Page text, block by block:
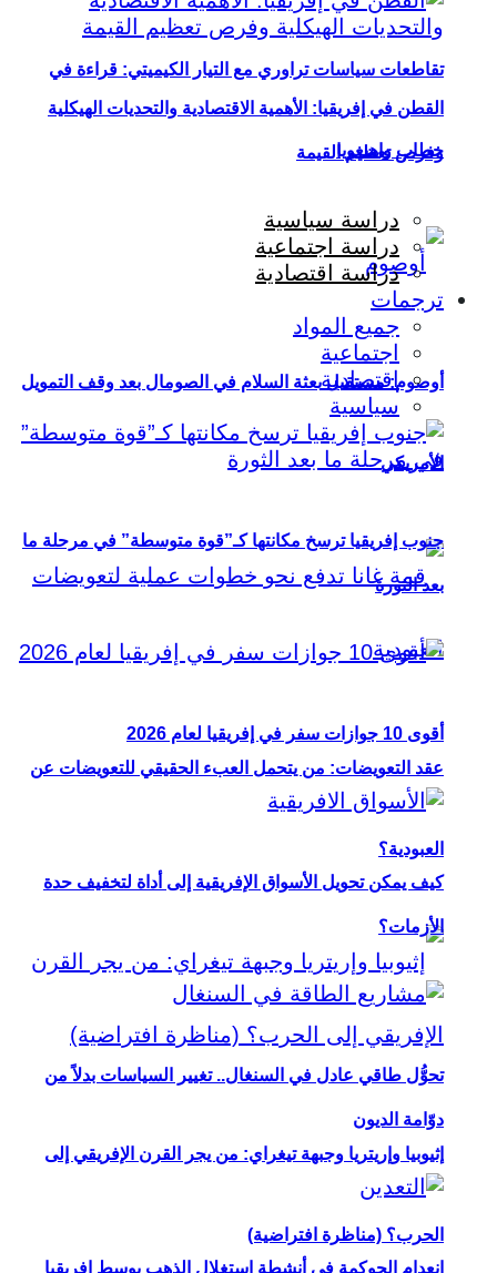
تقاطعات سياسات تراوري مع التيار الكيميتي: قراءة في
خطاب واهيغويا
أوصوم: مستقبل بعثة السلام في الصومال بعد وقف التمويل
الأمريكي
عقد التعويضات: من يتحمل العبء الحقيقي للتعويضات عن
العبودية؟
إثيوبيا وإريتريا وجبهة تيغراي: من يجر القرن الإفريقي إلى
الحرب؟ (مناظرة افتراضية)
القطن في إفريقيا: الأهمية الاقتصادية والتحديات الهيكلية
وفرص تعظيم القيمة
دراسة سياسية
دراسة اجتماعية
دراسة اقتصادية
ترجمات
جميع المواد
اجتماعية
اقتصادية
سياسية
جنوب إفريقيا ترسخ مكانتها كـ”قوة متوسطة” في مرحلة ما
بعد الثورة
أقوى 10 جوازات سفر في إفريقيا لعام 2026
كيف يمكن تحويل الأسواق الإفريقية إلى أداة لتخفيف حدة
الأزمات؟
تحوُّل طاقي عادل في السنغال.. تغيير السياسات بدلاً من
دوّامة الديون
انعدام الحوكمة في أنشطة استغلال الذهب بوسط إفريقيا